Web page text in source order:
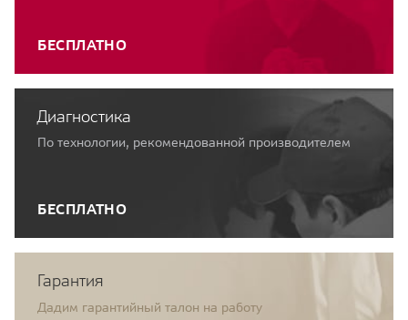
БЕСПЛАТНО
Диагностика
По технологии, рекомендованной производителем
БЕСПЛАТНО
Гарантия
Дадим гарантийный талон на работу